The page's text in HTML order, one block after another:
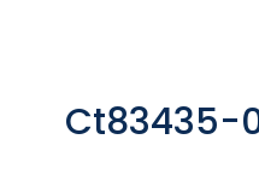
Ct83435-